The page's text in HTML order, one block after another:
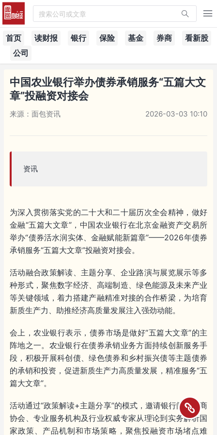
搜索公司或文章
首页 读财报 银行 保险 基金 券商
看新股
公司
中国农业银行举办债券承销服务“五篇大文
章”投融资对接会
来源：面包资讯 2026-03-03 10:10
资讯
为深入贯彻落实党的二十大和二十届历次全会精神，做好
金融“五篇大文章”，中国农业银行在北京金融资产交易所
举办“债券活水润实体、金融赋能新篇章”——2026年债券
承销服务“五篇大文章”投融资对接会。
活动融合政策解读、主题分享、企业路演与展览展示等多
种形式，聚焦数字经济、高端制造、绿色能源及未来产业
等关键领域，着力搭建产融精准对接的合作桥梁，为培育
新质生产力、助推经济高质量发展注入强劲动能。
会上，农业银行表示，债券市场是做好“五篇大文章”的主
阵地之一。农业银行在债券承销业务方面持续创新服务手
段，积极开展科创债、绿色债券和乡村振兴债等主题债券
的承销和投资，促进新质生产力高质量发展，精准服务“五
篇大文章”。
活动通过“政策解读+主题分享”的模式，邀请银行间交易商
协会、专业服务机构及行业权威专家从理论到实务解析国
家政策、产品机制和市场策略，聚焦投融资市场堵点难